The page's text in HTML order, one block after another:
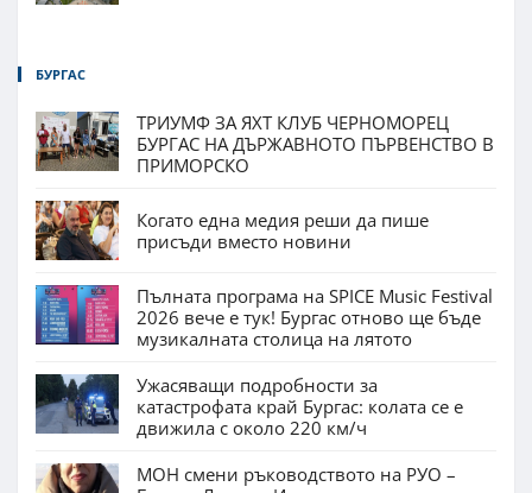
БУРГАС
ТРИУМФ ЗА ЯХТ КЛУБ ЧЕРНОМОРЕЦ
БУРГАС НА ДЪРЖАВНОТО ПЪРВЕНСТВО В
ПРИМОРСКО
Когато една медия реши да пише
присъди вместо новини
Пълната програма на SPICE Music Festival
2026 вече е тук! Бургас отново ще бъде
музикалната столица на лятото
Ужасяващи подробности за
катастрофата край Бургас: колата се е
движила с около 220 км/ч
МОН смени ръководството на РУО –